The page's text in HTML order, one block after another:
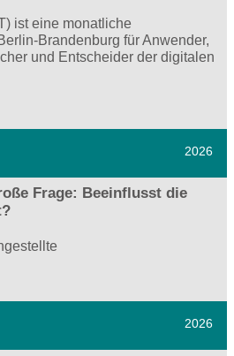
ist eine monatliche
Brandenburg für Anwender,
und Entscheider der digitalen
2026
Frage: Beeinflusst die
2026